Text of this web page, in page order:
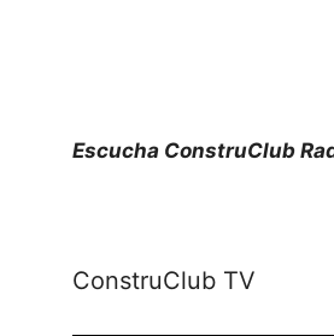
Escucha ConstruClub
ConstruClub TV